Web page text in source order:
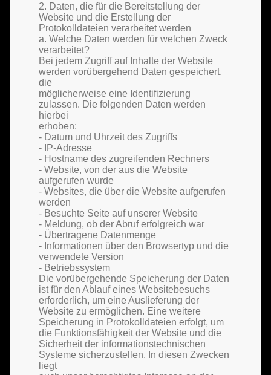
2. Daten, die für die Bereitstellung der
Website und die Erstellung der
Protokolldateien verarbeitet werden
a. Welche Daten werden für welchen Zweck
verarbeitet?
Bei jedem Zugriff auf Inhalte der Website
werden vorübergehend Daten gespeichert,
die
möglicherweise eine Identifizierung
zulassen. Die folgenden Daten werden
hierbei
erhoben:
- Datum und Uhrzeit des Zugriffs
- IP-Adresse
- Hostname des zugreifenden Rechners
- Website, von der aus die Website
aufgerufen wurde
- Websites, die über die Website aufgerufen
werden
- Besuchte Seite auf unserer Website
- Meldung, ob der Abruf erfolgreich war
- Übertragene Datenmenge
- Informationen über den Browsertyp und die
verwendete Version
- Betriebssystem
Die vorübergehende Speicherung der Daten
ist für den Ablauf eines Websitebesuchs
erforderlich, um eine Auslieferung der
Website zu ermöglichen. Eine weitere
Speicherung in Protokolldateien erfolgt, um
die Funktionsfähigkeit der Website und die
Sicherheit der informationstechnischen
Systeme sicherzustellen. In diesen Zwecken
liegt